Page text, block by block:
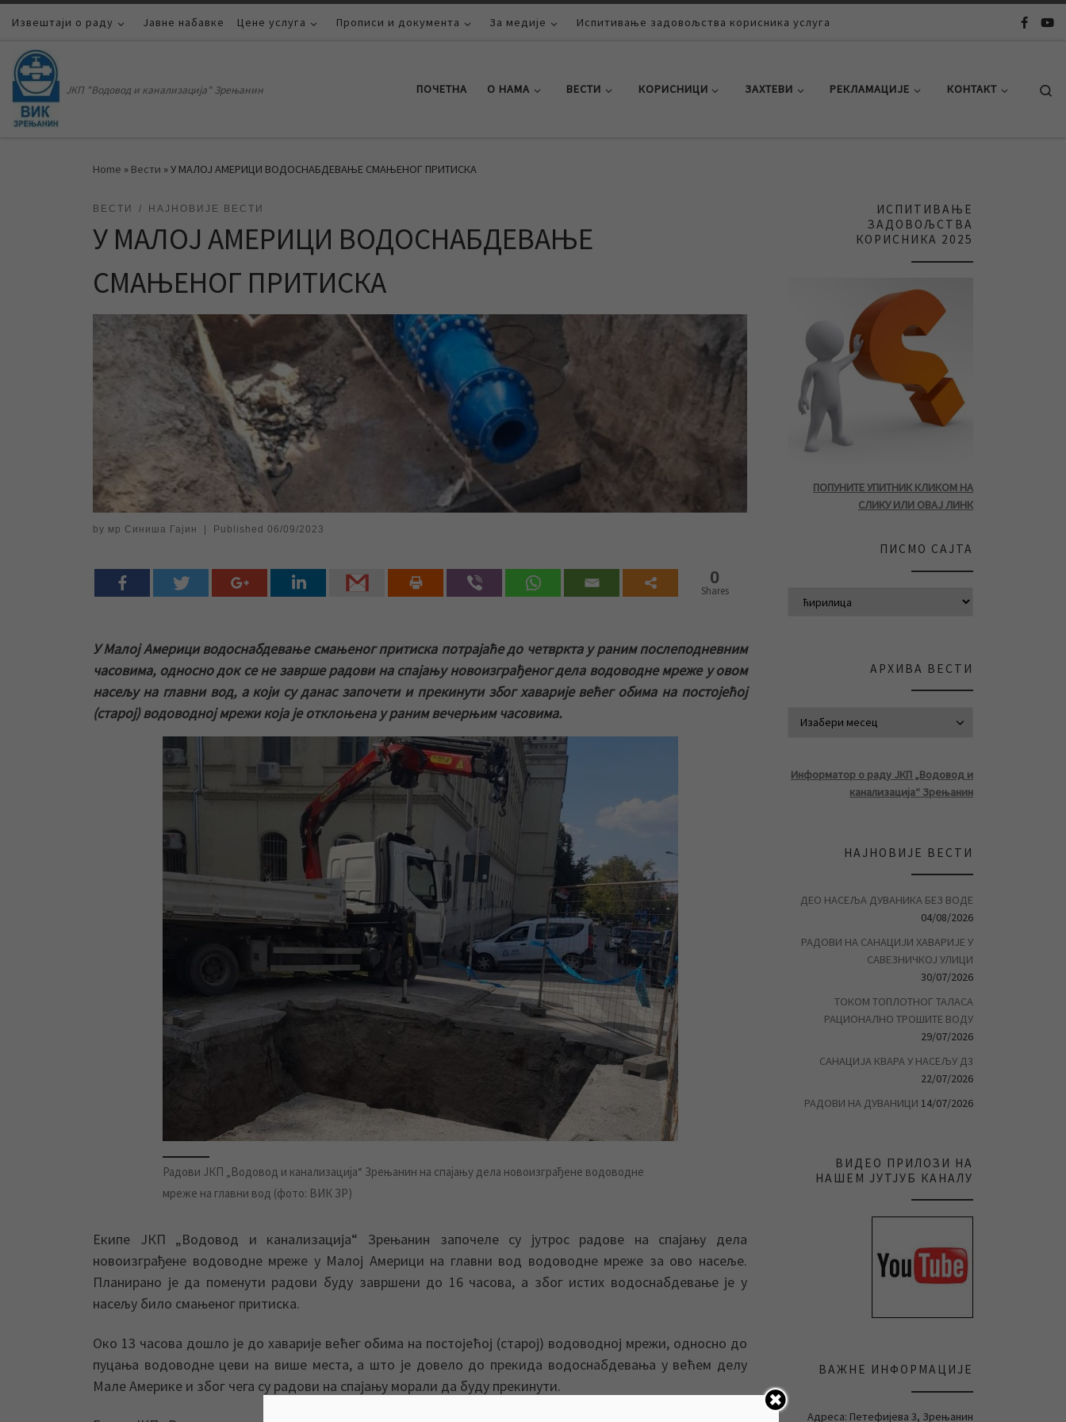
Skip to content
Извештаји о раду Јавне набавке Цене услуга Прописи и документа За медије Испитивање задовољства корисника услуга
ЈКП "Водовод и канализација" Зрењанин ПОЧЕТНА О НАМА ВЕСТИ КОРИСНИЦИ ЗАХТЕВИ РЕКЛАМАЦИЈЕ КОНТАКТ
Home » Вести »У МАЛОЈ АМЕРИЦИ ВОДОСНАБДЕВАЊЕ СМАЊЕНОГ ПРИТИСКА
ВЕСТИ НАЈНОВИЈЕ ВЕСТИ
У МАЛОЈ АМЕРИЦИ ВОДОСНАБДЕВАЊЕ
СМАЊЕНОГ ПРИТИСКА
by мр Синиша Гајин Published 06/09/2023
0
Shares
У Малој Америци водоснабдевање смањеног притиска потрајаће до четвркта у раним послеподневним
часовима, односно док се не заврше радови на спајању новоизграђеног дела водоводне мреже у овом
насељу на главни вод, а који су данас започети и прекинути због хаварије већег обима на постојећој
(старој) водоводној мрежи која је отклоњена у раним вечерњим часовима.
Радови ЈКП „Водовод и канализација“ Зрењанин на спајању дела новоизграђене водоводне
мреже на главни вод (фото: ВИК ЗР)
Екипе ЈКП „Водовод и канализација“ Зрењанин започеле су јутрос радове на спајању дела
новоизграђене водоводне мреже у Малој Америци на главни вод водоводне мреже за ово насеље.
Планирано је да поменути радови буду завршени до 16 часова, а због истих водоснабдевање је у
насељу било смањеног притиска.
Око 13 часова дошло је до хаварије већег обима на постојећој (старој) водоводној мрежи, односно до
пуцања водоводне цеви на више места, а што је довело до прекида водоснабдевања у већем делу
Мале Америке и због чега су радови на спајању морали да буду прекинути.
ИСПИТИВАЊЕ
ЗАДОВОЉСТВА
КОРИСНИКА 2025
ПОПУНИТЕ УПИТНИК КЛИКОМ НА
СЛИКУ ИЛИ ОВАЈ ЛИНК
ПИСМО САЈТА
АРХИВА ВЕСТИ
Информатор о раду ЈКП „Водовод и
канализација“ Зрењанин
НАЈНОВИЈЕ ВЕСТИ
ДЕО НАСЕЉА ДУВАНИКА БЕЗ ВОДЕ
04/08/2026
РАДОВИ НА САНАЦИЈИ ХАВАРИЈЕ У
САВЕЗНИЧКОЈ УЛИЦИ
30/07/2026
ТОКОМ ТОПЛОТНОГ ТАЛАСА
РАЦИОНАЛНО ТРОШИТЕ ВОДУ
29/07/2026
САНАЦИЈА КВАРА У НАСЕЉУ Д3
22/07/2026
РАДОВИ НА ДУВАНИЦИ 14/07/2026
ВИДЕО ПРИЛОЗИ НА
НАШЕМ ЈУТЈУБ КАНАЛУ
ВАЖНЕ ИНФОРМАЦИЈЕ
Адреса: Петефијева 3, Зрењанин